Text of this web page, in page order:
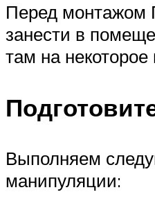
Перед монтажом
занести в
там на
Выполняем
манипуляции: